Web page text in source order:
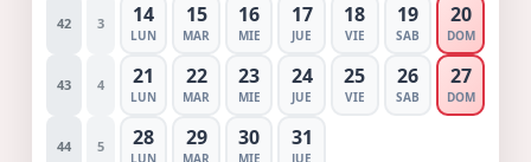
42 3 14
LUN
15
MAR
16
MIE
17
JUE
18
VIE
19
SAB
20
DOM
43 4 21
LUN
22
MAR
23
MIE
24
JUE
25
VIE
26
SAB
27
DOM
44 5 28 29 30 31